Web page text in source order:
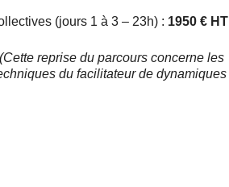
(jours 1 à 3 – 23h) : 1950 € HT
(Cette reprise du parcours concerne les
du facilitateur de dynamiques